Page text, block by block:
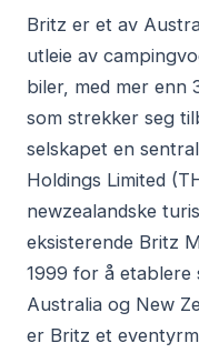
Britz er et av
utleie av
biler, med mer enn
som strekker seg
selskapet en
Holdings Limited
newzealandske
eksisterende Britz
1999 for å etablere
Australia og New
er Britz et